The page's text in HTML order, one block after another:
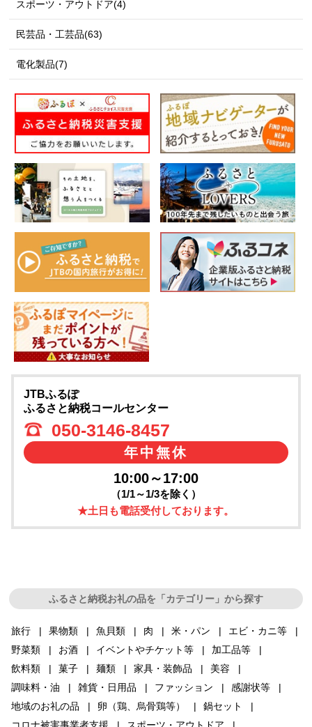
スポーツ・アウトドア(4)
民芸品・工芸品(63)
電化製品(7)
JTBふるぽ
ふるさと納税コールセンター
050-3146-8457
年中無休
10:00～17:00
（1/1～1/3を除く）
★土日も電話受付しております。
ふるさと納税お礼の品を「カテゴリー」から探す
旅行 果物類 魚貝類 肉 米・パン
エビ・カニ等
野菜類
お酒 イベントやチケット等
加工品等
飲料類
菓子 麺類 家具・装飾品
美容
調味料・油
雑貨・日用品 ファッション
感謝状等
地域のお礼の品
卵（鶏、烏骨鶏等）
鍋セット